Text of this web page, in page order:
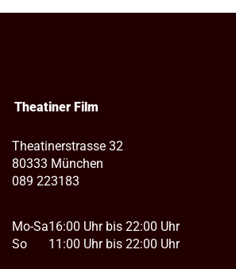
Theatiner Film
Theatinerstrasse 32
80333 München
089 223183
Mo-Sa
So
16:00 Uhr bis 22:00 Uhr
11:00 Uhr bis 22:00 Uhr